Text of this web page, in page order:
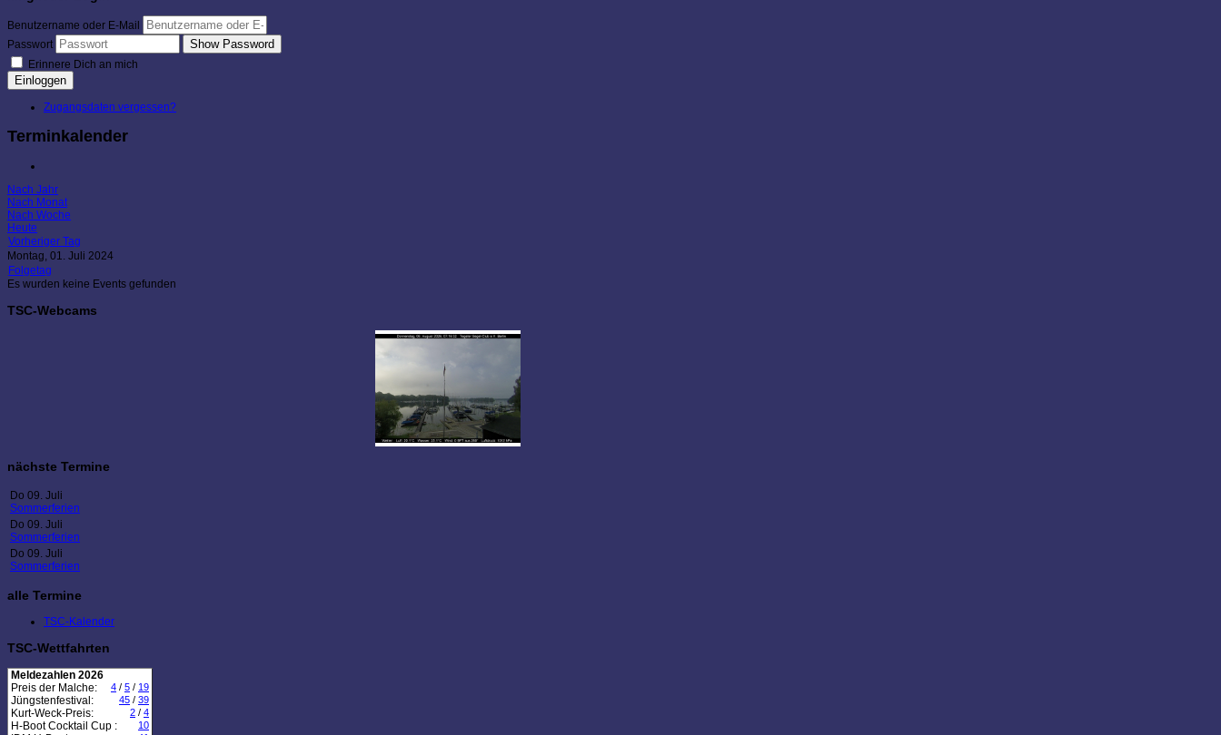
Benutzername oder E-Mail
Passwort
Show Password
Erinnere Dich an mich
Einloggen
Zugangsdaten vergessen?
Terminkalender
Nach Jahr
Nach Monat
Nach Woche
Heute
Vorheriger Tag
Montag, 01. Juli 2024
Folgetag
Es wurden keine Events gefunden
TSC-Webcams
nächste Termine
Do 09. Juli
Sommerferien
Do 09. Juli
Sommerferien
Do 09. Juli
Sommerferien
alle Termine
TSC-Kalender
TSC-Wettfahrten
Meldezahlen 2026
Preis der Malche:
4 / 5 / 19
Jüngstenfestival: 45 / 39
Kurt-Weck-Preis: 2 / 4
H-Boot Cocktail Cup : 10